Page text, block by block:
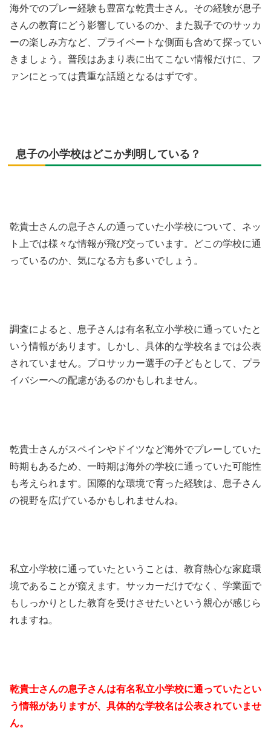
海外でのプレー経験も豊富な乾貴士さん。その経験が息子
さんの教育にどう影響しているのか、また親子でのサッカ
ーの楽しみ方など、プライベートな側面も含めて探ってい
きましょう。普段はあまり表に出てこない情報だけに、フ
ァンにとっては貴重な話題となるはずです。
息子の小学校はどこか判明している？
乾貴士さんの息子さんの通っていた小学校について、ネッ
ト上では様々な情報が飛び交っています。どこの学校に通
っているのか、気になる方も多いでしょう。
調査によると、息子さんは有名私立小学校に通っていたと
いう情報があります。しかし、具体的な学校名までは公表
されていません。プロサッカー選手の子どもとして、プラ
イバシーへの配慮があるのかもしれません。
乾貴士さんがスペインやドイツなど海外でプレーしていた
時期もあるため、一時期は海外の学校に通っていた可能性
も考えられます。国際的な環境で育った経験は、息子さん
の視野を広げているかもしれませんね。
私立小学校に通っていたということは、教育熱心な家庭環
境であることが窺えます。サッカーだけでなく、学業面で
もしっかりとした教育を受けさせたいという親心が感じら
れますね。
乾貴士さんの息子さんは有名私立小学校に通っていたとい
う情報がありますが、具体的な学校名は公表されていませ
ん。